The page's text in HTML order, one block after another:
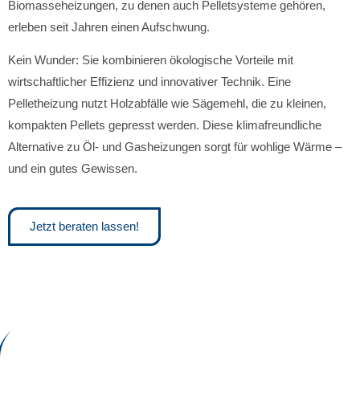
Biomasseheizungen, zu denen auch Pelletsysteme gehören,
erleben seit Jahren einen Aufschwung.
Kein Wunder: Sie kombinieren ökologische Vorteile mit
wirtschaftlicher Effizienz und innovativer Technik. Eine
Pelletheizung nutzt Holzabfälle wie Sägemehl, die zu kleinen,
kompakten Pellets gepresst werden. Diese klimafreundliche
Alternative zu Öl- und Gasheizungen sorgt für wohlige Wärme –
und ein gutes Gewissen.
Jetzt beraten lassen!